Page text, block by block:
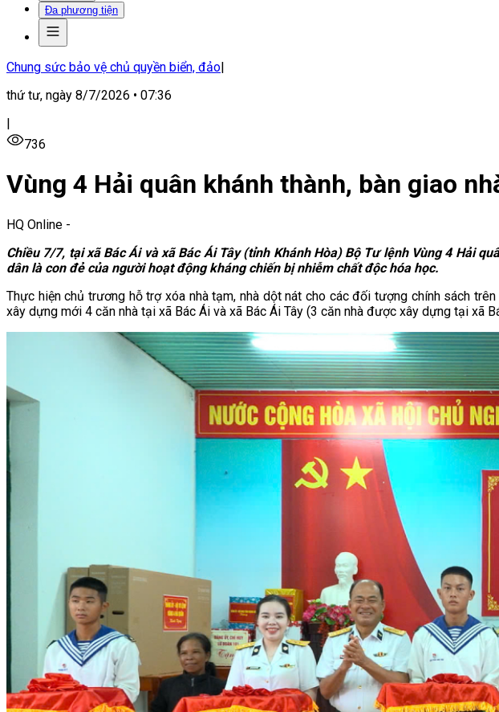
Đa phương tiện
Chung sức bảo vệ chủ quyền biển, đảo|
thứ tư, ngày 8/7/2026 • 07:36
|
736
Vùng 4 Hải quân khánh thành, bàn giao
HQ Online -
Chiều 7/7, tại xã Bác Ái và xã Bác Ái Tây (tỉnh Khánh Hòa) Bộ Tư lệnh Vùng 4 Hải
dân là con đẻ của người hoạt động kháng chiến bị nhiễm chất độc hóa học.
Thực hiện chủ trương hỗ trợ xóa nhà tạm, nhà dột nát cho các đối tượng chính sách
xây dựng mới 4 căn nhà tại xã Bác Ái và xã Bác Ái Tây (3 căn nhà được xây dựng tại xã